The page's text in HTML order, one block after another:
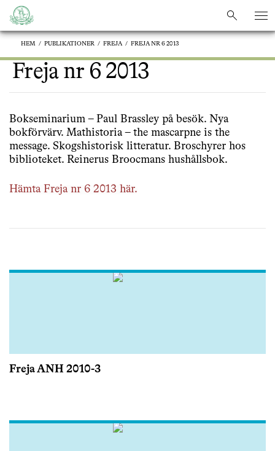
sök
sök
HEM / PUBLIKATIONER / FREJA / FREJA NR 6 2013
Freja nr 6 2013
Bokseminarium – Paul Brassley på besök. Nya
bokförvärv. Mathistoria – the mascarpne is the
message. Skogshistorisk litteratur. Broschyrer hos
biblioteket. Reinerus Broocmans hushållsbok.
Hämta Freja nr 6 2013 här.
Freja ANH 2010-3